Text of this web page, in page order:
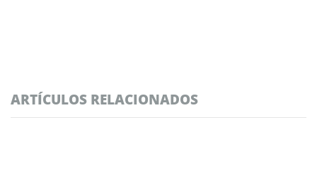
ARTÍCULOS RELACIONADOS